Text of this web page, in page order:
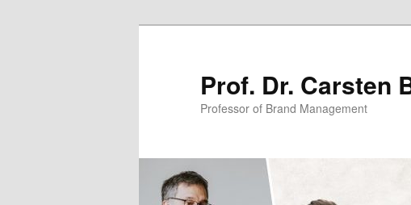
Prof. Dr. Carsten
Professor of Brand Management